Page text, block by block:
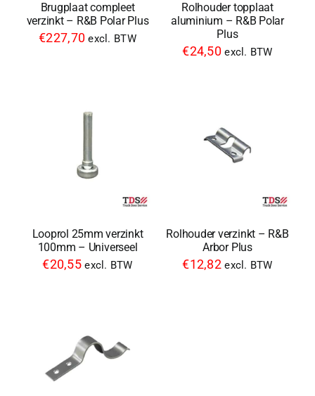
Brugplaat compleet
verzinkt – R&B Polar Plus
€227,70 excl. BTW
Rolhouder topplaat
aluminium – R&B Polar
Plus
€24,50 excl. BTW
Looprol 25mm verzinkt
100mm – Universeel
€20,55 excl. BTW
Rolhouder verzinkt – R&B
Arbor Plus
€12,82 excl. BTW